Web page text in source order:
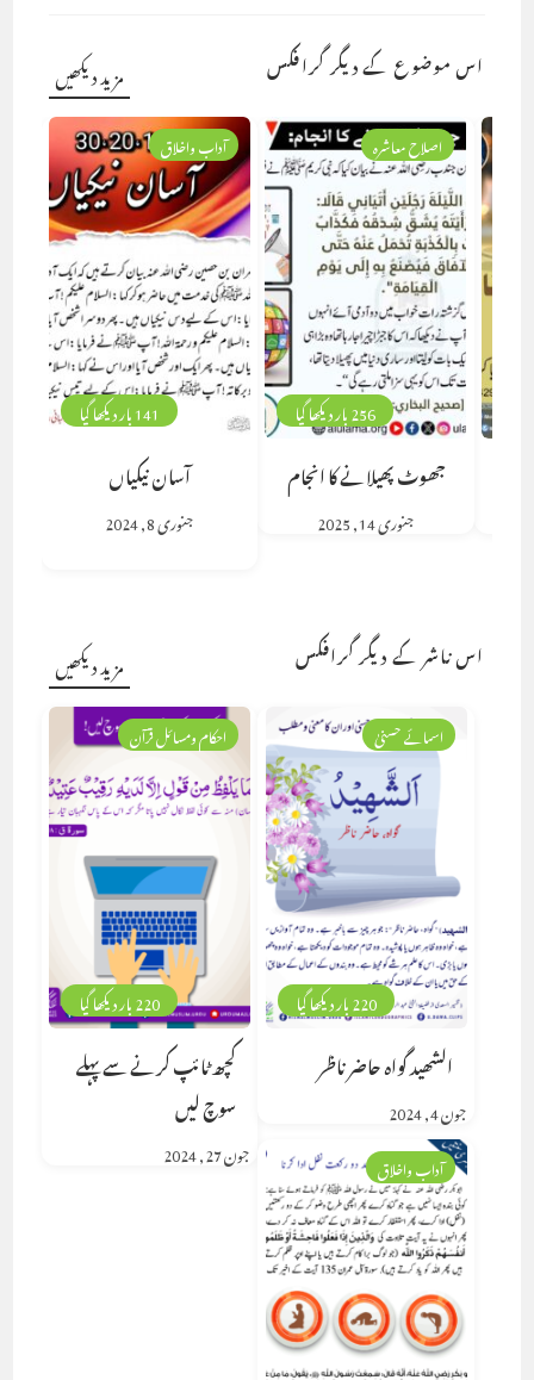
اس موضوع کے دیگر گرافکس مزید دیکھیں
256 بار دیکھا گیا
اصلاح معاشرہ
جھوٹ پھیلانے کا انجام
جنوری 14, 2025
141 بار دیکھا گیا
آداب واخلاق
آسان نیکیاں
جنوری 8, 2024
اس ناشر کے دیگر گرافکس مزید دیکھیں
220 بار دیکھا گیا
احکام ومسائل قرآن
کچھ ٹائپ کرنے سے پہلے
سوچ لیں
جون 27, 2024
220 بار دیکھا گیا
اسمائے حسنیٰ
الشھید گواہ حاضر ناظر
جون 4, 2024
آداب واخلاق